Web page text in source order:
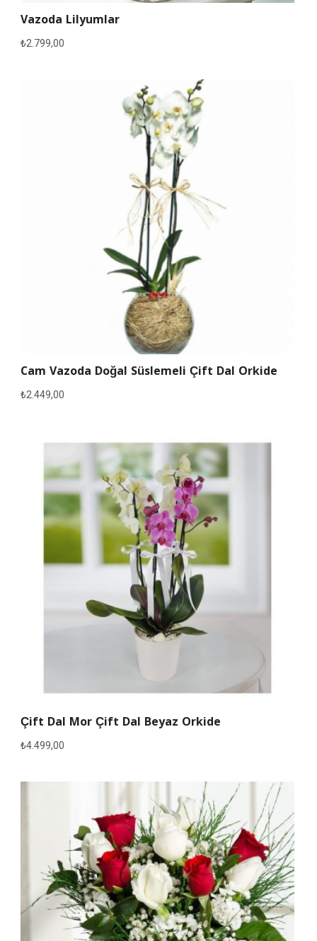
Vazoda Lilyumlar
₺2.799,00
Cam Vazoda Doğal Süslemeli Çift Dal Orkide
₺2.449,00
Çift Dal Mor Çift Dal Beyaz Orkide
₺4.499,00